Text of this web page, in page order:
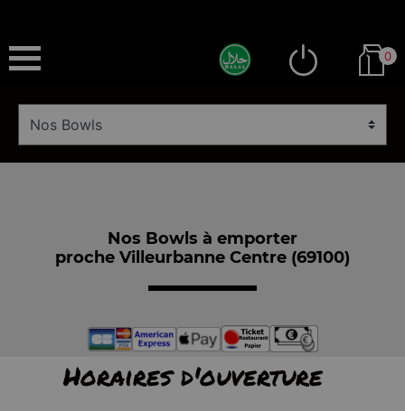
0
Nos Bowls à emporter
proche Villeurbanne Centre (69100)
Horaires d'ouverture